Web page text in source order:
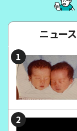
ニュース